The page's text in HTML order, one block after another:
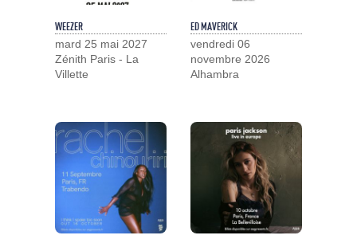
WEEZER
mard 25 mai 2027
Zénith Paris - La
Villette
ED MAVERICK
vendredi 06
novembre 2026
Alhambra